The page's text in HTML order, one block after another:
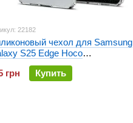
22182
чехол для Samsung
S25 Edge Hoco
Прозрачный
грн
Купить